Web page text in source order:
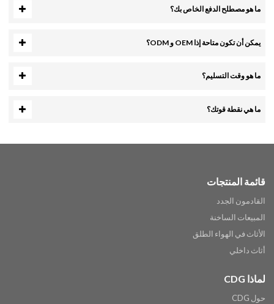
ما هو مصطلح الدفع الخاص بك؟
يمكن أن تكون متاحة إذا OEM و ODM؟
ما هو وقت التسليم؟
ما هي نقطة قوتك؟
قائمة المنتجات
القادمون الجدد
المبيعات الساخنة
الأثاث في الهواء الطلق
أثاث داخلي
لماذا CDG
حول CDG